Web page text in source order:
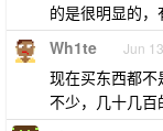
的是很明显的，
Wh1te Jun
现在买东西都
不少，几十几百